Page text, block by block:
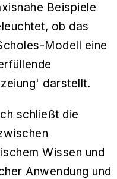
Beispiele
ob das
Modell eine
darstellt.
schließt die
Wissen und
Anwendung und